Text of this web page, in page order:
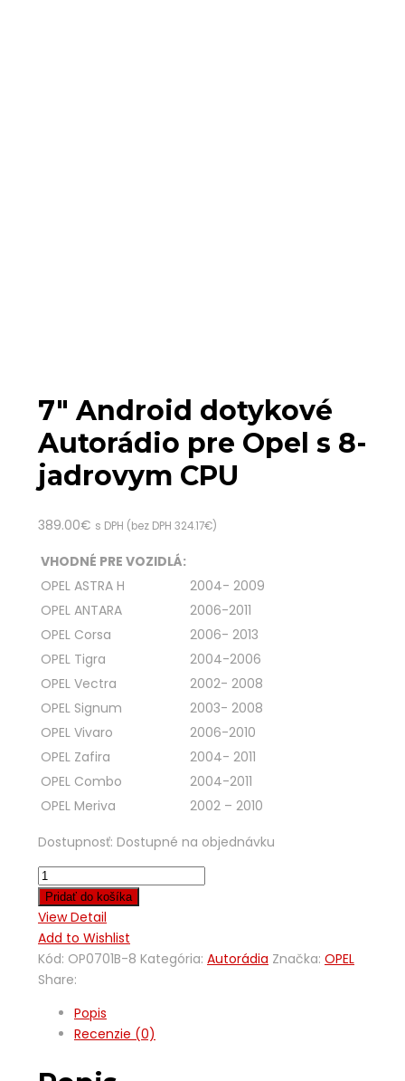
7″ Android dotykové
Autorádio pre Opel s 8-
jadrovym CPU
389.00€ s DPH (bez DPH 324.17€)
VHODNÉ PRE VOZIDLÁ:
OPEL ASTRA H
2004- 2009
OPEL ANTARA
2006-2011
OPEL Corsa
2006- 2013
OPEL Tigra
2004-2006
OPEL Vectra
2002- 2008
OPEL Signum
2003- 2008
OPEL Vivaro
2006-2010
OPEL Zafira
2004- 2011
OPEL Combo
2004-2011
OPEL Meriva
2002 – 2010
Dostupnosť: Dostupné na objednávku
Pridať do košíka
View Detail
Add to Wishlist
Kód: OP0701B-8 Kategória: Autorádia Značka: OPEL
Share:
Popis
Recenzie (0)